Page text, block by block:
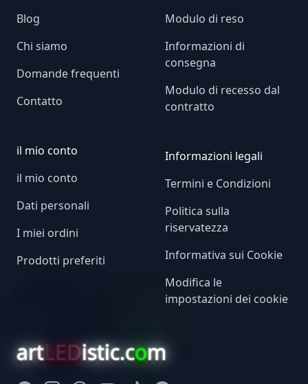
Blog
Chi siamo
Domande frequenti
Contatto
il mio conto
il mio conto
Dati personali
I miei ordini
Prodotti preferiti
Modulo di reso
Informazioni di
consegna
Modulo di recesso dal
contratto
Informazioni legali
Termini e Condizioni
Politica sulla
riservatezza
Informativa sui Cookie
Modifica le
impostazioni dei cookie
artLEDistic.com